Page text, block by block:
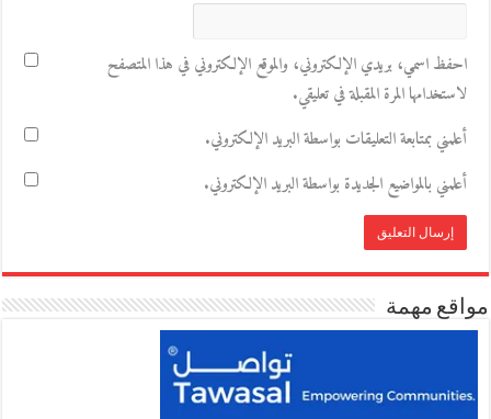
احفظ اسمي، بريدي الإلكتروني، والموقع الإلكتروني في هذا المتصفح
لاستخدامها المرة المقبلة في تعليقي.
أعلمني بمتابعة التعليقات بواسطة البريد الإلكتروني.
أعلمني بالمواضيع الجديدة بواسطة البريد الإلكتروني.
مواقع مهمة